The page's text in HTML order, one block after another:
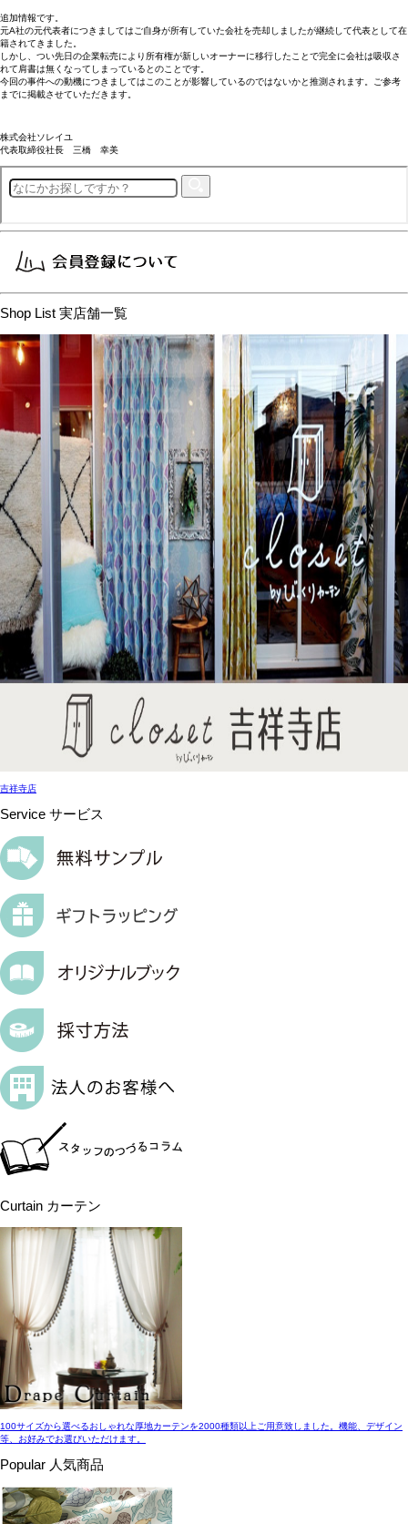
追加情報です。
元A社の元代表者につきましてはご自身が所有していた会社を売却しましたが継続して代表として在
籍されてきました。
しかし、つい先日の企業転売により所有権が新しいオーナーに移行したことで完全に会社は吸収さ
れて肩書は無くなってしまっているとのことです。
今回の事件への動機につきましてはこのことが影響しているのではないかと推測されます。ご参考
までに掲載させていただきます。
株式会社ソレイユ
代表取締役社長 三橋 幸美
Shop List 実店舗一覧
吉祥寺店
Service サービス
Curtain カーテン
100サイズから選べるおしゃれな厚地カーテンを2000種類以上ご用意致しました。機能、デザイン
等、お好みでお選びいただけます。
Popular 人気商品